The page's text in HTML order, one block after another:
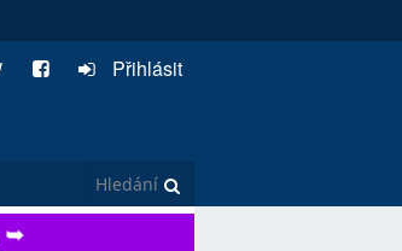
Přihlásit